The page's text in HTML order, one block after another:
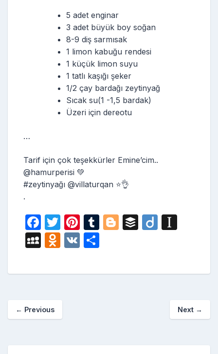
5 adet enginar
3 adet büyük boy soğan
8-9 diş sarmısak
1 limon kabuğu rendesi
1 küçük limon suyu
1 tatlı kaşığı şeker
1/2 çay bardağı zeytinyağ
Sıcak su(1 -1,5 bardak)
Üzeri için dereotu
…
Tarif için çok teşekkürler Emine’cim..
@hamurperisi 💚
#zeytinyağı @villaturqan ⭐️👌
.
F
a
c
e
o
T
w
itt
er
Pi
nt
er
e
T
bl
Bl
g
B
r
Di
p
er
M
S
a
c
O
n
a
V
ar
← Previous Next →